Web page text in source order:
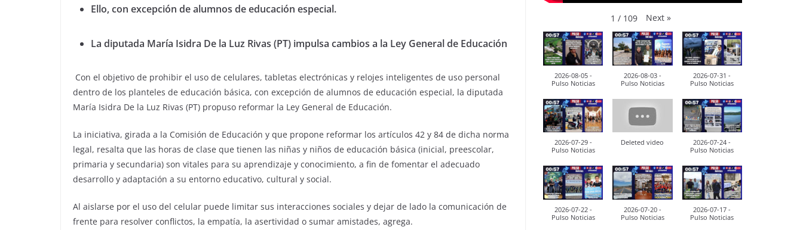
Ello, con excepción de alumnos de educación especial.
La diputada María Isidra De la Luz Rivas (PT) impulsa cambios a la Ley General de Educación
Con el objetivo de prohibir el uso de celulares, tabletas electrónicas y relojes inteligentes de uso personal
dentro de los planteles de educación básica, con excepción de alumnos de educación especial, la diputada
María Isidra De la Luz Rivas (PT) propuso reformar la Ley General de Educación.
La iniciativa, girada a la Comisión de Educación y que propone reformar los artículos 42 y 84 de dicha norma
legal, resalta que las horas de clase que tienen las niñas y niños de educación básica (inicial, preescolar,
primaria y secundaria) son vitales para su aprendizaje y conocimiento, a fin de fomentar el adecuado
desarrollo y adaptación a su entorno educativo, cultural y social.
Al aislarse por el uso del celular puede limitar sus interacciones sociales y dejar de lado la comunicación de
frente para resolver conflictos, la empatía, la asertividad o sumar amistades, agrega.
1 / 109 Next »
2026-08-05 -
Pulso Noticias
2026-08-03 -
Pulso Noticias
2026-07-31 -
Pulso Noticias
2026-07-29 -
Pulso Noticias
Deleted video
2026-07-24 -
Pulso Noticias
2026-07-22 -
Pulso Noticias
2026-07-20 -
Pulso Noticias
2026-07-17 -
Pulso Noticias